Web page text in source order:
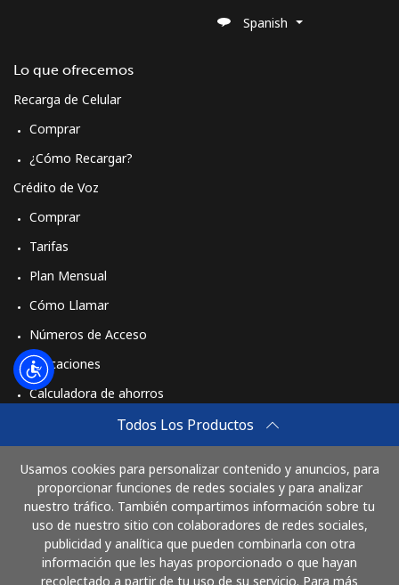
Todos Los Productos
Usamos cookies para personalizar contenido y anuncios, para
proporcionar funciones de redes sociales y para analizar
nuestro tráfico. También compartimos información sobre tu
uso de nuestro sitio con colaboradores de redes sociales,
publicidad y analítica que pueden combinarla con otra
información que les hayas proporcionado o que hayan
recolectado a partir de tu uso de su servicio. Para más
Lo que ofrecemos
Recarga de Celular
Comprar
¿Cómo Recargar?
Crédito de Voz
Comprar
Tarifas
Plan Mensual
Cómo Llamar
Números de Acceso
Aplicaciones
Calculadora de ahorros
Comprar
Cómo funciona
Spanish
Paga con